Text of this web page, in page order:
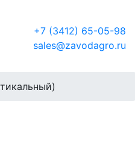
+7 (3412) 65-05-98
sales@zavodagro.ru